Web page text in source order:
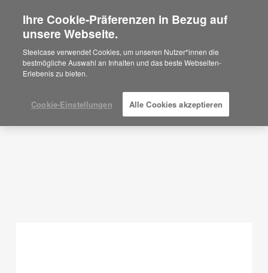
Are you in United States?
Would you like to see Products we sell in
your region?
Americas
Español
Planungsideen
Ihre Cookie-Präferenzen in Bezug auf
unsere Webseite.
Steelcase verwendet Cookies, um unseren Nutzer*innen die
bestmögliche Auswahl an Inhalten und das beste Webseiten-
Erlebenis zu bieten.
Cookie-Einstellungen Alle Cookies akzeptieren